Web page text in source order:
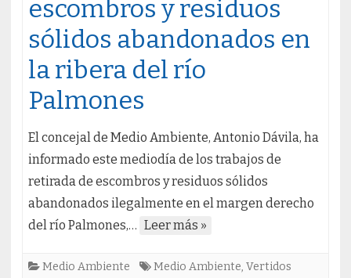
escombros y residuos
sólidos abandonados en
la ribera del río
Palmones
El concejal de Medio Ambiente, Antonio Dávila, ha
informado este mediodía de los trabajos de
retirada de escombros y residuos sólidos
abandonados ilegalmente en el margen derecho
del río Palmones,… Leer más »
Medio Ambiente Medio Ambiente, Vertidos